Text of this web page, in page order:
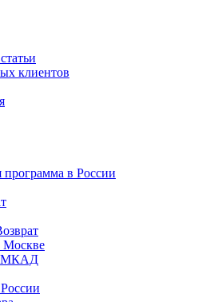
клиентов
программа в России
Москве
МКАД